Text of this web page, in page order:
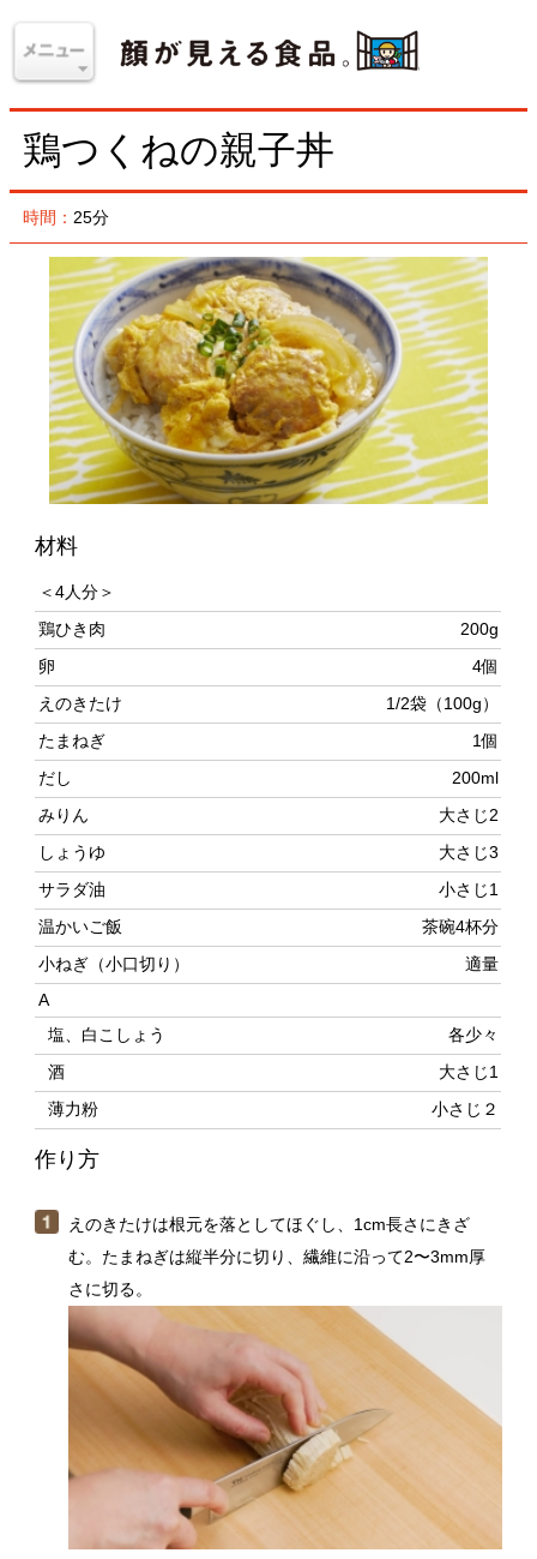
鶏つくねの親子丼
時間：25分
材料
鶏ひき肉
卵
えのきたけ
たまねぎ
だし 200ml
みりん 大さじ2
しょうゆ 大さじ3
サラダ油
温かいご飯 茶碗4杯分
小ねぎ（小口切り）
適量
A
塩、白こしょう 各少々
酒 大さじ1
薄力粉 小さじ２
作り方
えのきたけは根元を落としてほぐし、1cm長さにきざ
む。たまねぎは縦半分に切り、繊維に沿って2〜3mm厚
さに切る。
鶏つくねのタネをつくる。鶏肉にＡを加えてねり混ぜ、
さらに（１）のえのきを加えて混ぜる。12等分して、空
気を抜きながらまるめる。